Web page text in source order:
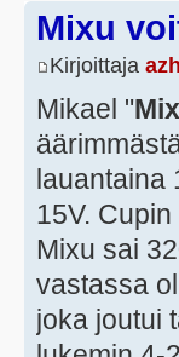
Mixu
Kirjoittaja
Mikael "
lauantaina
15V.
Mixu sai
vastassa
joka joutui